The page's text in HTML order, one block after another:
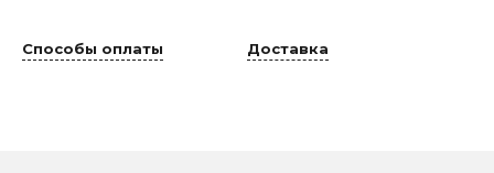
Способы оплаты Доставка